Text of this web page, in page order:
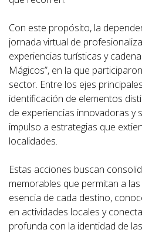
Con este propósito, la
jornada virtual de
experiencias turísticas y
Mágicos”, en la que
sector. Entre los ejes
identificación de elementos
de experiencias innovadoras y
impulso a estrategias que
localidades.
Estas acciones buscan
memorables que permitan a
esencia de cada destino,
en actividades locales y
profunda con la identidad de